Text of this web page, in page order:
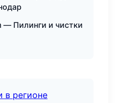
Пилинги и чистки
в регионе